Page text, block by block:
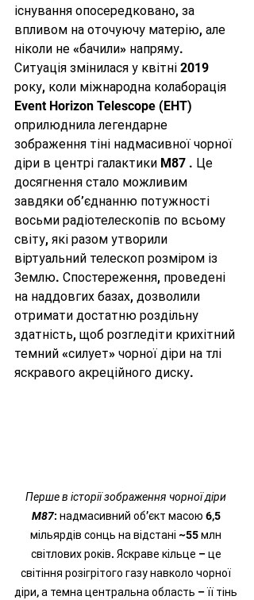
існування опосередковано, за
впливом на оточуючу матерію, але
ніколи не «бачили» напряму.
Ситуація змінилася у квітні 2019
року, коли міжнародна колаборація
Event Horizon Telescope (EHT)
оприлюднила легендарне
зображення тіні надмасивної чорної
діри в центрі галактики M87 . Це
досягнення стало можливим
завдяки об’єднанню потужності
восьми радіотелескопів по всьому
світу, які разом утворили
віртуальний телескоп розміром із
Землю. Спостереження, проведені
на наддовгих базах, дозволили
отримати достатню роздільну
здатність, щоб розгледіти крихітний
темний «силует» чорної діри на тлі
яскравого акреційного диску.
Перше в історії зображення чорної діри
M87: надмасивний об’єкт масою 6,5
мільярдів сонць на відстані ~55 млн
світлових років. Яскраве кільце – це
світіння розігрітого газу навколо чорної
діри, а темна центральна область – її тінь